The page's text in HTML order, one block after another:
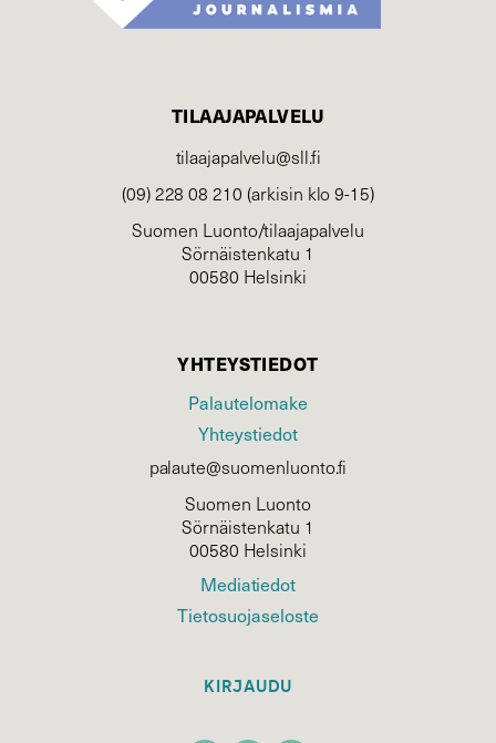
TILAAJAPALVELU
tilaajapalvelu@sll.fi
(09) 228 08 210 (arkisin klo 9-15)
Suomen Luonto/tilaajapalvelu
Sörnäistenkatu 1
00580 Helsinki
YHTEYSTIEDOT
Palautelomake
Yhteystiedot
palaute@suomenluonto.fi
Suomen Luonto
Sörnäistenkatu 1
00580 Helsinki
Mediatiedot
Tietosuojaseloste
KIRJAUDU